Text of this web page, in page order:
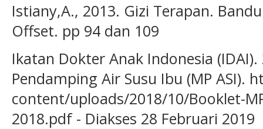
Istiany,A., 2013. Gizi Terapan.
Offset. pp 94 dan 109
Ikatan Dokter Anak Indonesia
Pendamping Air Susu Ibu (MP
content/uploads/2018/10/Booklet-
2018.pdf - Diakses 28 Februari 2019